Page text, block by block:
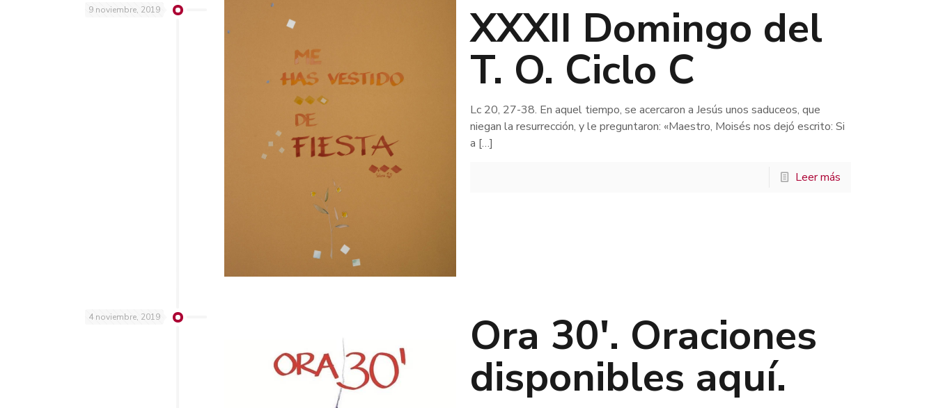
9 noviembre, 2019 XXXII Domingo del
T. O. Ciclo C
Lc 20, 27-38. En aquel tiempo, se acercaron a Jesús unos saduceos, que
niegan la resurrección, y le preguntaron: «Maestro, Moisés nos dejó escrito: Si
a […]
Leer más
4 noviembre, 2019 Ora 30′. Oraciones
disponibles aquí.